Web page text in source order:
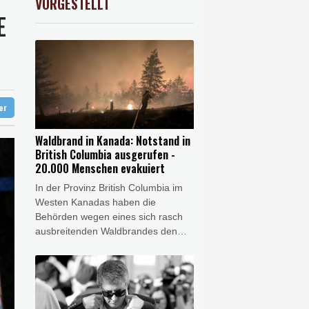
gebildet
0.32%
Waldbrand in Kanada: Notstand in
British Columbia ausgerufen -
20.000 Menschen evakuiert
In der Provinz British Columbia im
Westen Kanadas haben die
Behörden wegen eines sich rasch
ausbreitenden Waldbrandes den
dass es erhebliche Verluste von
Häusern und Eigentum gegeben
hat", erklärte der Regierungschef
von British Columbia, David Eby, am